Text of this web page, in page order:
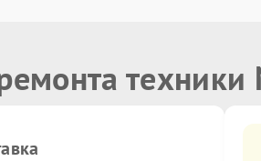
техники